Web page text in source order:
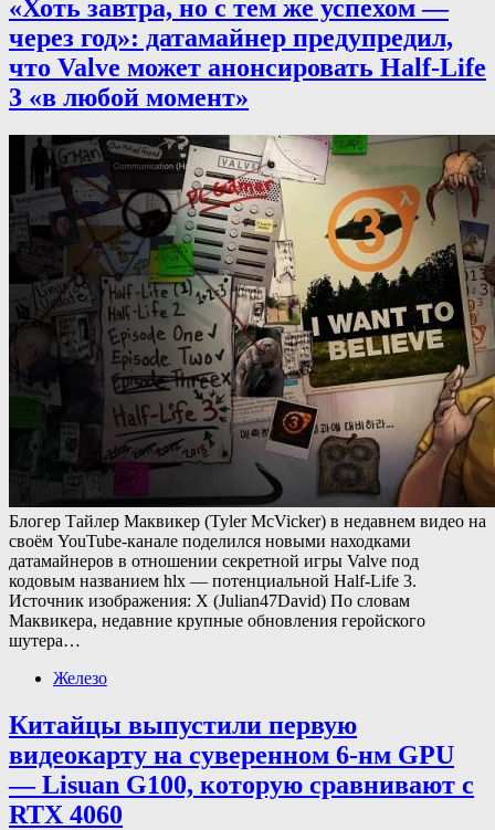
«Хоть завтра, но с тем же успехом —
через год»: датамайнер предупредил,
что Valve может анонсировать Half-Life
3 «в любой момент»
Блогер Тайлер Маквикер (Tyler McVicker) в недавнем видео на
своём YouTube-канале поделился новыми находками
датамайнеров в отношении секретной игры Valve под
кодовым названием hlx — потенциальной Half-Life 3.
Источник изображения: X (Julian47David) По словам
Маквикера, недавние крупные обновления геройского
шутера…
Железо
Китайцы выпустили первую
видеокарту на суверенном 6-нм GPU
— Lisuan G100, которую сравнивают с
RTX 4060